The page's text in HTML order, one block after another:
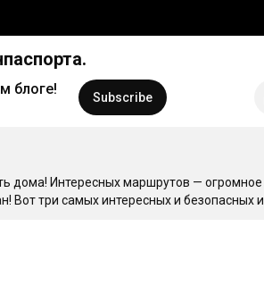
блоге! Subscribe
дома! Интересных маршрутов —
Вот три самых интересных и безопасных